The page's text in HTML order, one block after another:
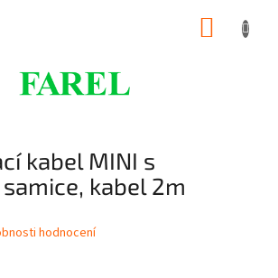
kabel MINI s
kabel 2m
hodnocení